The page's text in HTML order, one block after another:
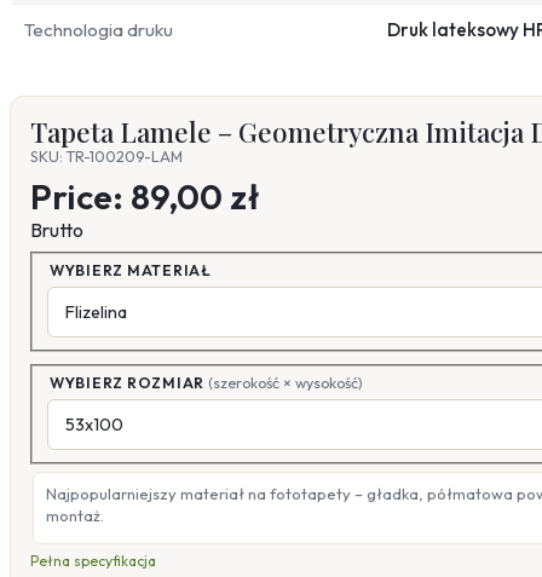
Technologia druku Druk lateksowy
Tapeta Lamele – Geometryczna
SKU: TR-100209-LAM
Price: 89,00 zł
Brutto
WYBIERZ MATERIAŁ
WYBIERZ ROZMIAR (szerokość × wysokość)
Najpopularniejszy materiał na fototapety – gładka, półmatowa
montaż.
Pełna specyfikacja